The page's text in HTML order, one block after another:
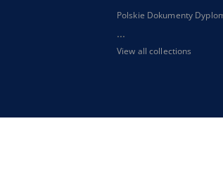
Polskie Dokumenty
...
View all collections